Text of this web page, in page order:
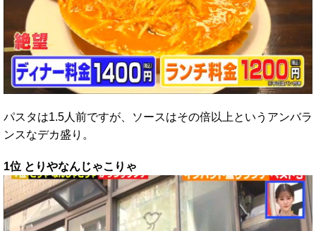
パスタは1.5人前ですが、ソースはその倍以上というアンバラ
ンスなデカ盛り。
1位 とりやなんじゃこりゃ